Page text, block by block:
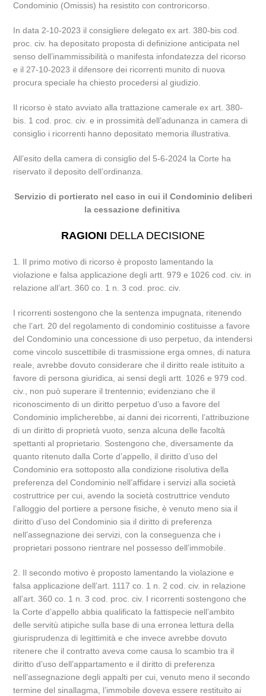
Condominio (Omissis) ha resistito con controricorso.
In data 2-10-2023 il consigliere delegato ex art. 380-bis cod.
proc. civ. ha depositato proposta di definizione anticipata nel
senso dell’inammissibilità o manifesta infondatezza del ricorso
e il 27-10-2023 il difensore dei ricorrenti munito di nuova
procura speciale ha chiesto procedersi al giudizio.
Il ricorso è stato avviato alla trattazione camerale ex art. 380-
bis. 1 cod. proc. civ. e in prossimità dell’adunanza in camera di
consiglio i ricorrenti hanno depositato memoria illustrativa.
All’esito della camera di consiglio del 5-6-2024 la Corte ha
riservato il deposito dell’ordinanza.
Servizio di portierato nel caso in cui il Condominio deliberi
la cessazione definitiva
RAGIONI DELLA DECISIONE
1. Il primo motivo di ricorso è proposto lamentando la
violazione e falsa applicazione degli artt. 979 e 1026 cod. civ. in
relazione all’art. 360 co. 1 n. 3 cod. proc. civ.
I ricorrenti sostengono che la sentenza impugnata, ritenendo
che l’art. 20 del regolamento di condominio costituisse a favore
del Condominio una concessione di uso perpetuo, da intendersi
come vincolo suscettibile di trasmissione erga omnes, di natura
reale, avrebbe dovuto considerare che il diritto reale istituito a
favore di persona giuridica, ai sensi degli artt. 1026 e 979 cod.
civ., non può superare il trentennio; evidenziano che il
riconoscimento di un diritto perpetuo d’uso a favore del
Condominio implicherebbe, ai danni dei ricorrenti, l’attribuzione
di un diritto di proprietà vuoto, senza alcuna delle facoltà
spettanti al proprietario. Sostengono che, diversamente da
quanto ritenuto dalla Corte d’appello, il diritto d’uso del
Condominio era sottoposto alla condizione risolutiva della
preferenza del Condominio nell’affidare i servizi alla società
costruttrice per cui, avendo la società costruttrice venduto
l’alloggio del portiere a persone fisiche, è venuto meno sia il
diritto d’uso del Condominio sia il diritto di preferenza
nell’assegnazione dei servizi, con la conseguenza che i
proprietari possono rientrare nel possesso dell’immobile.
2. Il secondo motivo è proposto lamentando la violazione e
falsa applicazione dell’art. 1117 co. 1 n. 2 cod. civ. in relazione
all’art. 360 co. 1 n. 3 cod. proc. civ. I ricorrenti sostengono che
la Corte d’appello abbia qualificato la fattispecie nell’ambito
delle servitù atipiche sulla base di una erronea lettura della
giurisprudenza di legittimità e che invece avrebbe dovuto
ritenere che il contratto aveva come causa lo scambio tra il
diritto d’uso dell’appartamento e il diritto di preferenza
nell’assegnazione degli appalti per cui, venuto meno il secondo
termine del sinallagma, l’immobile doveva essere restituito ai